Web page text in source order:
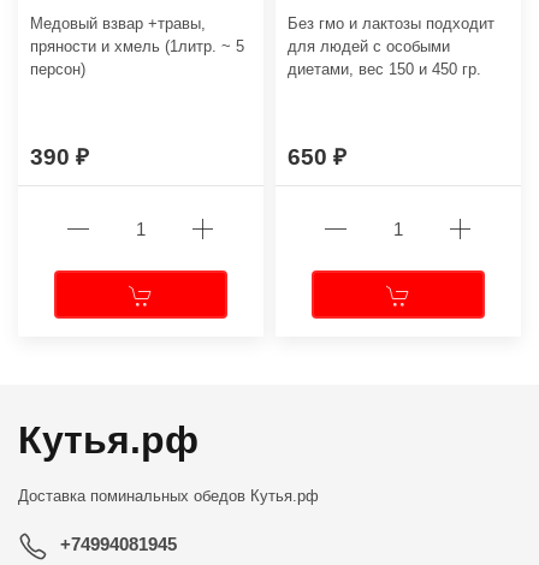
Медовый взвар +травы,
пряности и хмель (1литр. ~ 5
персон)
390
Без гмо и лактозы подходит
для людей с особыми
диетами, вес 150 и 450 гр.
650
Кутья.рф
Доставка поминальных обедов Кутья.рф
+74994081945